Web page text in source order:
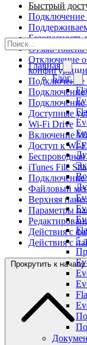
Главная
Блог
5
Быстрый
Подключение
Отзыв токена
Отключение
конфигурации
Подключение
Подключение
Подключение
Доступные
Wi-Fi Drive
Включение
Доступ к Wi-
iTunes File
Подключение
Файловый
Верхняя
Параметры
Действия с
Действия с
Прокрутить к началу